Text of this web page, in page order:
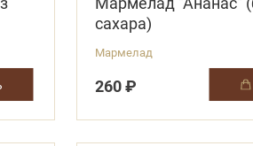
сахара)
Мармелад
260 ₽